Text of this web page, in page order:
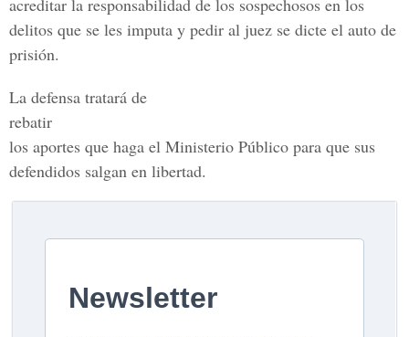
acreditar la responsabilidad de los sospechosos en los
delitos que se les imputa y pedir al juez se dicte el auto de
prisión.
La defensa tratará de
rebatir
los aportes que haga el Ministerio Público para que sus
defendidos salgan en libertad.